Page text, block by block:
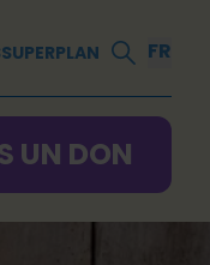
SUPERPLAN FR
UN DON